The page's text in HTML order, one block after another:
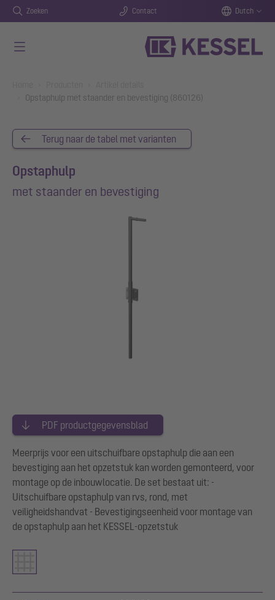
Zoeken Contact Dutch
Opstaphulp met staander en bevestiging (860126)
Terug naar de tabel met varianten
Opstaphulp
met staander en bevestiging
PDF productgegevensblad
Meerprijs voor een uitschuifbare opstaphulp die aan een
bevestiging aan het opzetstuk kan worden gemonteerd, voor
montage op de inbouwlocatie. De set bestaat uit: -
Uitschuifbare opstaphulp van rvs, rond, met
veiligheidshandvat - Bevestigingseenheid voor montage van
de opstaphulp aan het KESSEL-opzetstuk